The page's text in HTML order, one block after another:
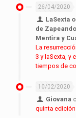
26/04/2020
LaSexta
de
Mentira y
La
3 y laSexta, y
tiempos de
10/02/2020
Giovana
quinta edición